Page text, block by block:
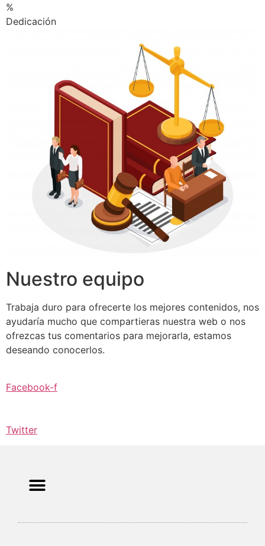
%
Dedicación
Nuestro equipo
Trabaja duro para ofrecerte los mejores contenidos, nos
ayudaría mucho que compartieras nuestra web o nos
ofrezcas tus comentarios para mejorarla, estamos
deseando conocerlos.
Facebook-f
Twitter